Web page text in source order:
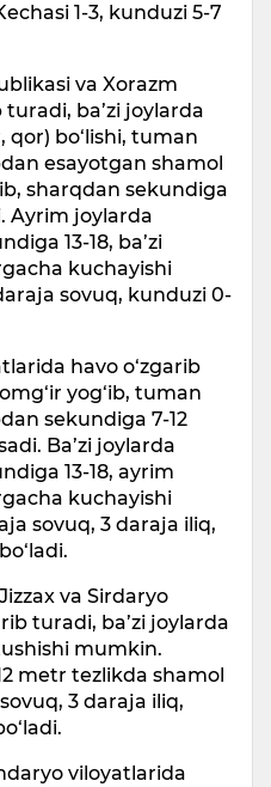
1-3, kunduzi 5-7
va Xorazm
ba’zi joylarda
qor) bo‘lishi, tuman
esayotgan shamol
sharqdan sekundiga
Ayrim joylarda
13-18, ba’zi
kuchayishi
sovuq, kunduzi 0-
havo o‘zgarib
yog‘ib, tuman
sekundiga 7-12
Ba’zi joylarda
13-18, ayrim
kuchayishi
sovuq, 3 daraja iliq,
va Sirdaryo
turadi, ba’zi joylarda
mumkin.
metr tezlikda shamol
3 daraja iliq,
viloyatlarida